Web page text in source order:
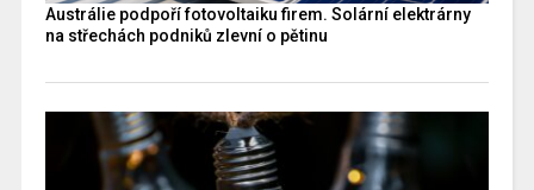
Austrálie podpoří fotovoltaiku firem. Solární elektrárny
na střechách podniků zlevní o pětinu